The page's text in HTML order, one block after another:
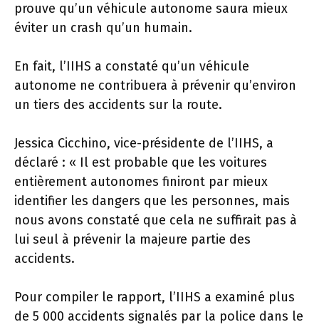
prouve qu’un véhicule autonome saura mieux
éviter un crash qu’un humain.
En fait, l’IIHS a constaté qu’un véhicule
autonome ne contribuera à prévenir qu’environ
un tiers des accidents sur la route.
Jessica Cicchino, vice-présidente de l’IIHS, a
déclaré : « Il est probable que les voitures
entièrement autonomes finiront par mieux
identifier les dangers que les personnes, mais
nous avons constaté que cela ne suffirait pas à
lui seul à prévenir la majeure partie des
accidents.
Pour compiler le rapport, l’IIHS a examiné plus
de 5 000 accidents signalés par la police dans le